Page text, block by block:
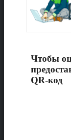
Чтобы
QR-код